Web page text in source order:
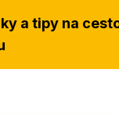
a tipy na